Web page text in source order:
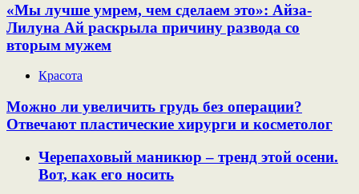
«Мы лучше умрем, чем сделаем это»: Айза-
Лилуна Ай раскрыла причину развода со
вторым мужем
Красота
Можно ли увеличить грудь без операции?
Отвечают пластические хирурги и косметолог
Черепаховый маникюр – тренд этой осени.
Вот, как его носить